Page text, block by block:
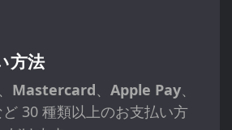
方法
、 Mastercard、 Apple Pay、
30 種類以上のお支払い方